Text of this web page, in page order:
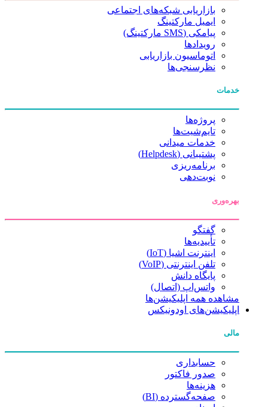
بازاریابی شبکه‌های اجتماعی
ایمیل مارکتینگ
پیامکی (SMS مارکتینگ)
رویدادها
اتوماسیون بازاریابی
نظرسنجی‌ها
خدمات
پروژه‌ها
تایم‌شیت‌ها
خدمات میدانی
پشتیبانی (Helpdesk)
برنامه‌ریزی
نوبت‌دهی
بهره‌وری
گفتگو
تأییدیه‌ها
اینترنت اشیا (IoT)
تلفن اینترنتی (VoIP)
پایگاه دانش
واتس‌اپ (اتصال)
مشاهده همه اپلیکیشن‌ها
اپلیکیشن‌های اودونیکس
مالی
حسابداری
صدور فاکتور
هزینه‌ها
صفحه‌گسترده (BI)